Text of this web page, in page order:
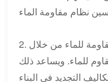
2. الواقع الافتراضي والنمذجة: يمكن للتكنولوجيا الرقمية تحقيق النمذجة والمحاكاة لمواد البناء المقاومة للماء من خلال
للماء. ويساعد ذلك